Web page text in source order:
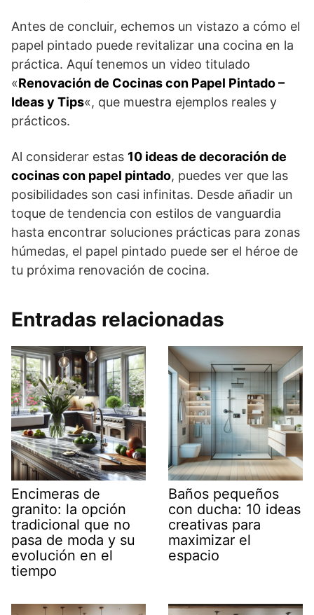
Antes de concluir, echemos un vistazo a cómo el
papel pintado puede revitalizar una cocina en la
práctica. Aquí tenemos un video titulado
«Renovación de Cocinas con Papel Pintado –
Ideas y Tips«, que muestra ejemplos reales y
prácticos.
Al considerar estas 10 ideas de decoración de
cocinas con papel pintado, puedes ver que las
posibilidades son casi infinitas. Desde añadir un
toque de tendencia con estilos de vanguardia
hasta encontrar soluciones prácticas para zonas
húmedas, el papel pintado puede ser el héroe de
tu próxima renovación de cocina.
Entradas relacionadas
Encimeras de
granito: la opción
tradicional que no
pasa de moda y su
evolución en el
tiempo
Baños pequeños
con ducha: 10 ideas
creativas para
maximizar el
espacio